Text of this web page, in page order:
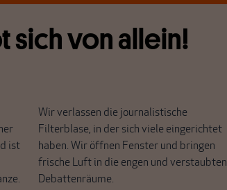
sich von allein!
ist
Wir verlassen die journalistische
Filterblase, in der sich viele eingerichtet
haben. Wir öffnen Fenster und bringen
frische Luft in die engen und verstaubten
Debattenräume.